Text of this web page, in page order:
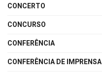
CONCERTO
CONCURSO
CONFERÊNCIA
CONFERÊNCIA DE IMPRENSA